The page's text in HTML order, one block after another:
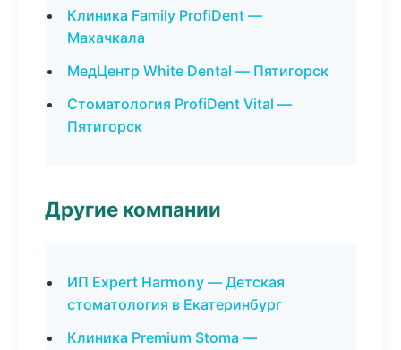
Клиника Family ProfiDent —
Махачкала
МедЦентр White Dental — Пятигорск
Стоматология ProfiDent Vital —
Пятигорск
Другие компании
ИП Expert Harmony — Детская
стоматология в Екатеринбург
Клиника Premium Stoma —